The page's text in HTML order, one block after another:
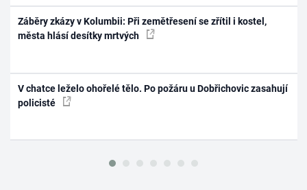
Záběry zkázy v Kolumbii: Při zemětřesení se zřítil i kostel,
města hlásí desítky mrtvých
V chatce leželo ohořelé tělo. Po požáru u Dobřichovic zasahují
policisté